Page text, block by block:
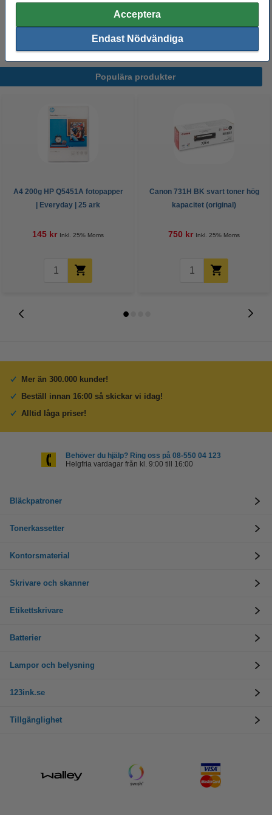
Acceptera
Endast Nödvändiga
Rengöringsservetter 100/fp (bildskärmar) |
54 kr
Populära produkter
A4 200g HP Q5451A fotopapper
| Everyday | 25 ark
145 kr Inkl. 25% Moms
Canon 731H BK svart toner hög
kapacitet (original)
750 kr Inkl. 25% Moms
Mer än 300.000 kunder!
Beställ innan 16:00 så skickar vi idag!
Alltid låga priser!
Behöver du hjälp? Ring oss på 08-550 04 123
Helgfria vardagar från kl. 9:00 till 16:00
Bläckpatroner
Tonerkassetter
Kontorsmaterial
Skrivare och skanner
Etikettskrivare
Batterier
Lampor och belysning
123ink.se
Tillgänglighet